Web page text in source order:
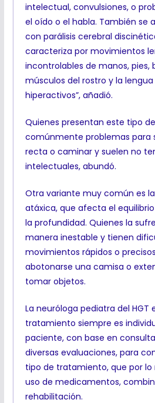
intelectual, convulsiones, o
el oído o el habla. También se
con parálisis cerebral
caracteriza por movimientos
incontrolables de manos, pies,
músculos del rostro y la
hiperactivos”, añadió.
Quienes presentan este tipo
comúnmente problemas para
recta o caminar y suelen no
intelectuales, abundó.
Otra variante muy común es
atáxica, que afecta el
la profundidad. Quienes la
manera inestable y tienen
movimientos rápidos o
abotonarse una camisa o
tomar objetos.
La neuróloga pediatra del HGT
tratamiento siempre es
paciente, con base en
diversas evaluaciones, para
tipo de tratamiento, que por lo
uso de medicamentos,
rehabilitación.